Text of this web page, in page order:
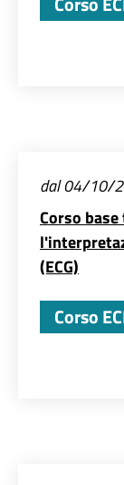
dal 04/10/
Corso
(ECG)
Corso